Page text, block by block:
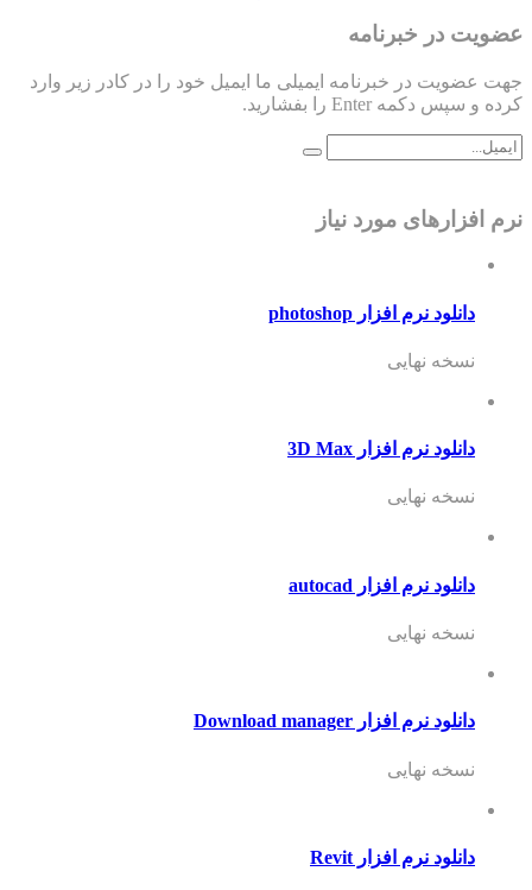
عضویت در خبرنامه
جهت عضویت در خبرنامه ایمیلی ما ایمیل خود را در کادر زیر وارد
کرده و سپس دکمه Enter را بفشارید.
نرم افزارهای مورد نیاز
دانلود نرم افزار photoshop
نسخه نهایی
دانلود نرم افزار 3D Max
نسخه نهایی
دانلود نرم افزار autocad
نسخه نهایی
دانلود نرم افزار Download manager
نسخه نهایی
دانلود نرم افزار Revit